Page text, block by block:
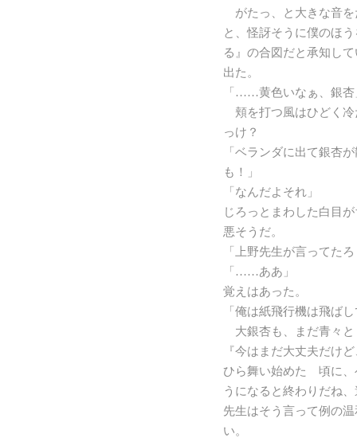
がたっ、と大きな音を
と、怪訝そうに僕のほ
る』の合図だと承知し
出た。
「……黄色いなぁ、銀杏
頬を打つ風はひどく冷
っけ？
「ベランダに出て銀杏
も！」
「なんだよそれ」
じろっとまわした白目
悪そうだ。
「上野先生が言ってた
「……ああ」
覚えはあった。
「俺は紙飛行機は飛ば
大銀杏も、まだ青々と
『今はまだ大丈夫だけ
ひら舞い始めた 頃に、
うになると終わりだね
先生はそう言って例の
い。